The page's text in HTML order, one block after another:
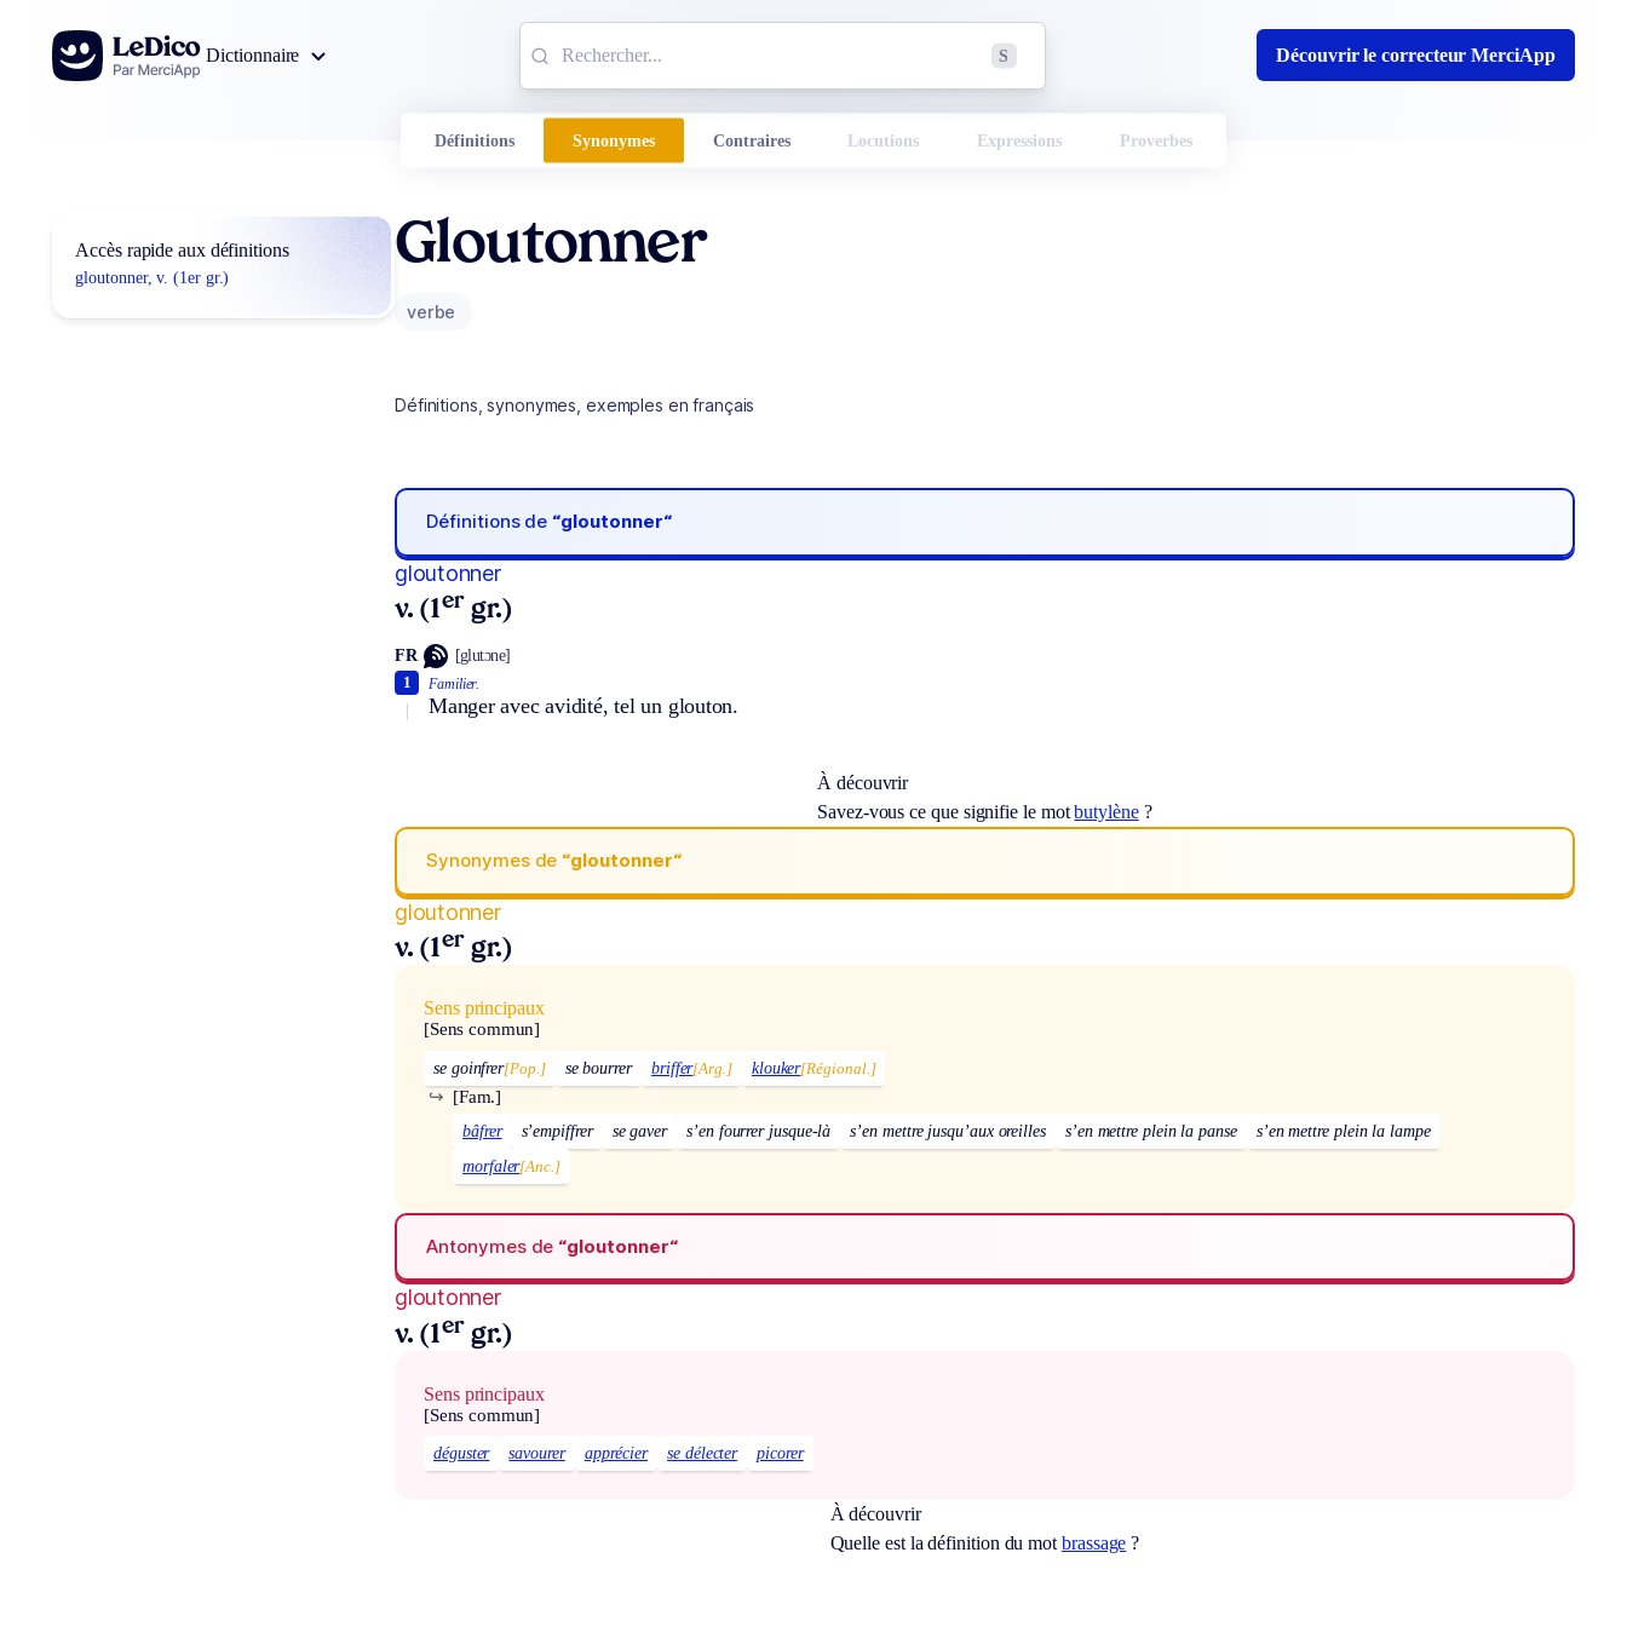
Aller au contenu
Dictionnaire
S Découvrir le correcteur MerciApp
Définitions Synonymes Contraires Locutions Expressions Proverbes
Accès rapide aux définitions
gloutonner, v. (1er gr.)
Gloutonner
verbe
Définitions, synonymes, exemples en français
Définitions de “gloutonner“
gloutonner
v. (1er gr.)
FR [glutɔne]
Familier.
Manger avec avidité, tel un glouton.
1
À découvrir
Savez-vous ce que signifie le motbutylène?
Synonymes de “gloutonner“
gloutonner
v. (1er gr.)
Sens principaux
[Sens commun]
se goinfrer[Pop.] se bourrer briffer[Arg.] klouker[Régional.]
[Fam.]
↪
bâfrer s’empiffrer se gaver s’en fourrer jusque-là s’en mettre jusqu’aux oreilles s’en mettre plein la panse
s’en mettre plein la lampe
morfaler[Anc.]
Antonymes de “gloutonner“
gloutonner
v. (1er gr.)
Sens principaux
[Sens commun]
déguster savourer apprécier se délecter picorer
À découvrir
Quelle est la définition du motbrassage ?